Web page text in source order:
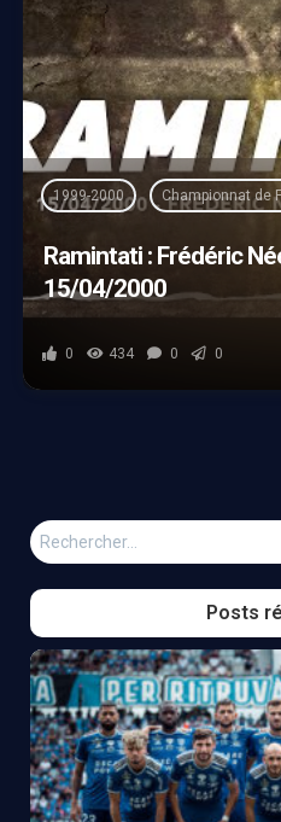
1999-2000 Championnat de
Ramintati : Frédéric
15/04/2000
0 434 0 0
Rechercher :
Posts